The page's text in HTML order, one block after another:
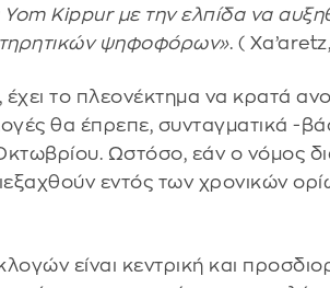
Kippur με την ελπίδα να
ψηφοφόρων». (
το πλεονέκτημα να κρατά
θα έπρεπε, συνταγματικά -
Ωστόσο, εάν ο νόμος
εντός των χρονικών
είναι κεντρική και